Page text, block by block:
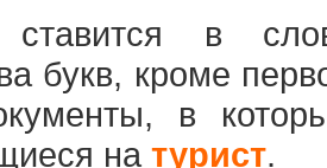
ставится в
букв, кроме
в
на турист.